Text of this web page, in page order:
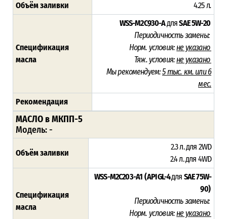
Объём заливки 4.25 л.
Спецификация
масла
WSS-M2C930-AдляSAE 5W-20
Периодичность замены:
Норм. условия:не указано
Тяж. условия:не указано
Мы рекомендуем:5 тыс. км. или 6
мес.
Рекомендация
МАСЛО в МКПП-5
Модель: -
Объём заливки
2.3 л. для 2WD
2.4 л. для 4WD
Спецификация
масла
WSS-M2C203-A1 (API GL-4для SAE 75W-
90)
Периодичность замены:
Норм. условия:не указано